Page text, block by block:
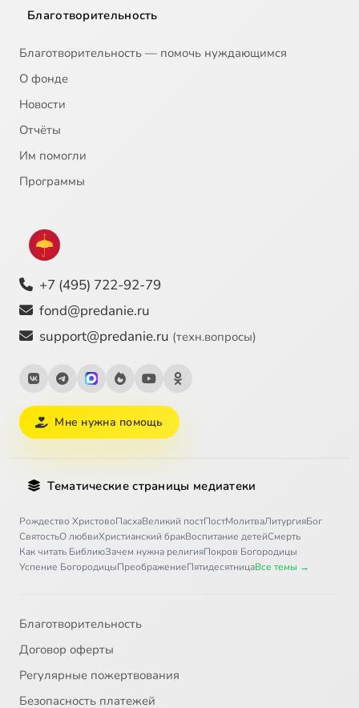
Благотворительность
Благотворительность — помочь нуждающимся
О фонде
Новости
Отчёты
Им помогли
Программы
+7 (495) 722-92-79
fond@predanie.ru
support@predanie.ru (техн.вопросы)
Мне нужна помощь
Тематические страницы медиатеки
Рождество ХристовоПасхаВеликий постПостМолитваЛитургияБог
СвятостьО любвиХристианский бракВоспитание детейСмерть
Как читать БиблиюЗачем нужна религияПокров Богородицы
Успение БогородицыПреображениеПятидесятницаВсе темы →
Благотворительность
Договор оферты
Регулярные пожертвования
Безопасность платежей